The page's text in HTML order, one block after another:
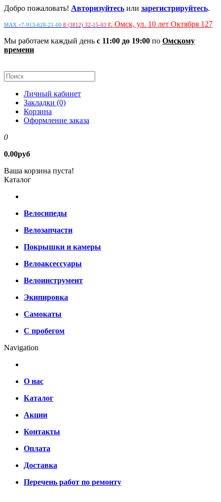
Добро пожаловать! Авторизуйтесь или зарегистрируйтесь.
MAX +7-913-628-21-00 8 (3812) 32-15-03 г. Омск, ул. 10 лет Октября 127
Мы работаем каждый день с 11:00 до 19:00 по Омскому
времени
Личный кабинет
Закладки (0)
Корзина
Оформление заказа
0
0.00руб
Ваша корзина пуста!
Каталог
Велосипеды
Велозапчасти
Покрышки и камеры
Велоаксессуары
Велоинструмент
Экипировка
Самокаты
С пробегом
Navigation
О нас
Каталог
Акции
Контакты
Оплата
Доставка
Перечень работ по ремонту